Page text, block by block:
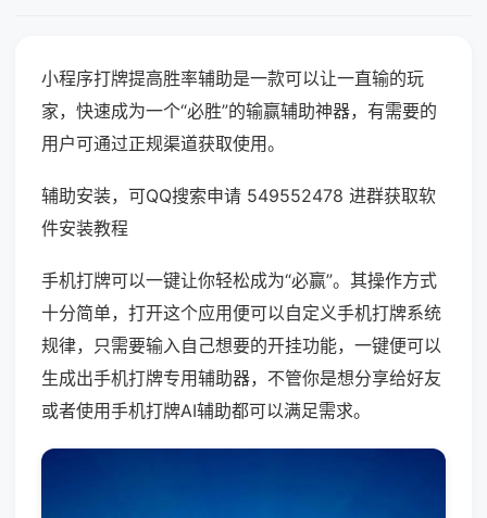
小程序打牌提高胜率辅助是一款可以让一直输的玩
家，快速成为一个“必胜”的输赢辅助神器，有需要的
用户可通过正规渠道获取使用。
辅助安装，可QQ搜索申请 549552478 进群获取软
件安装教程
手机打牌可以一键让你轻松成为“必赢”。其操作方式
十分简单，打开这个应用便可以自定义手机打牌系统
规律，只需要输入自己想要的开挂功能，一键便可以
生成出手机打牌专用辅助器，不管你是想分享给好友
或者使用手机打牌AI辅助都可以满足需求。